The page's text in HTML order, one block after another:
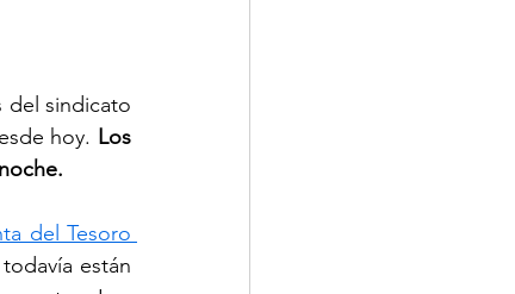
del sindicato
hoy. Los
del Tesoro
todavía están